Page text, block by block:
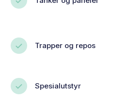
Spesialutstyr
Trapper og repos